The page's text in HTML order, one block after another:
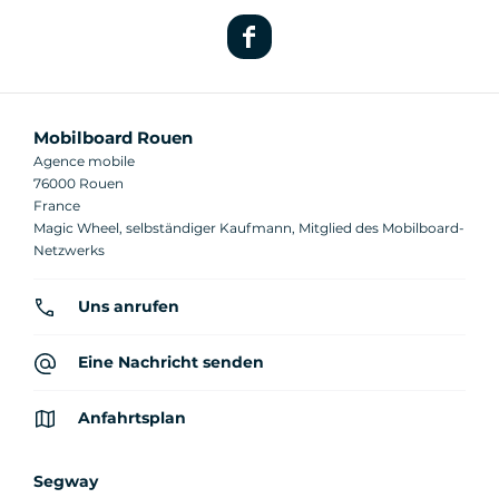
Mobilboard Rouen
Agence mobile
76000 Rouen
France
Magic Wheel, selbständiger Kaufmann, Mitglied des Mobilboard-
Netzwerks
Uns anrufen
Eine Nachricht senden
Anfahrtsplan
Segway